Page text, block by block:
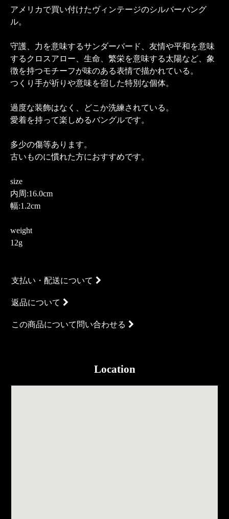
アメリカで買い付けたヴィンテージのシルバーバング
ル。
守護、力を意味するサンダーバード、友情や平和を意味
するクロスアロー、生命、繁栄を意味する太陽など、象
徴を持つモチーフが味のある表情で描かれている。
つくり手が祈りや意味を宿した特別な個体。
過度な装飾はなく、どこか洗練されている。
愛着を持って楽しめるバングルです。
多少の傷等あります。
古いものに慣れた方におすすめです。
size
内周:16.0cm
幅:1.2cm
weight
12g
支払い・配送について
返品について
この商品について問い合わせる
Location